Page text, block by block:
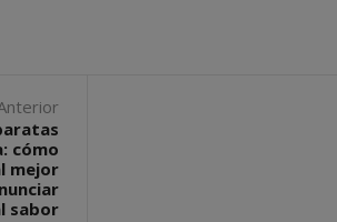
cómo
mejor
sabor